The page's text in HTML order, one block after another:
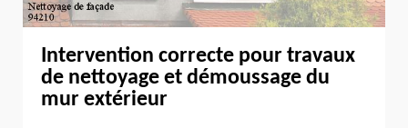
Intervention correcte pour travaux
de nettoyage et démoussage du
mur extérieur